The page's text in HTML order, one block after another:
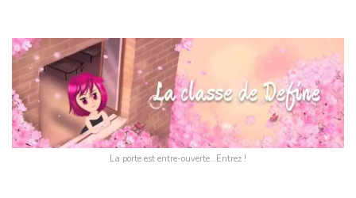
La porte est entre-ouverte…Entrez !